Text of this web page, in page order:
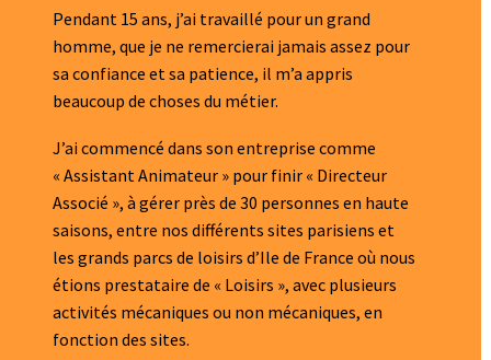
Pendant 15 ans, j’ai travaillé pour un grand
homme, que je ne remercierai jamais assez pour
sa confiance et sa patience, il m’a appris
beaucoup de choses du métier.
J’ai commencé dans son entreprise comme
« Assistant Animateur » pour finir « Directeur
Associé », à gérer près de 30 personnes en haute
saisons, entre nos différents sites parisiens et
les grands parcs de loisirs d’Ile de France où nous
étions prestataire de « Loisirs », avec plusieurs
activités mécaniques ou non mécaniques, en
fonction des sites.